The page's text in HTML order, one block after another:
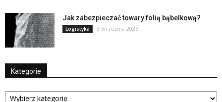
Jak zabezpieczać towary folią bąbelkową?
Logistyka 3 września 2025
Kategorie
Kategorie